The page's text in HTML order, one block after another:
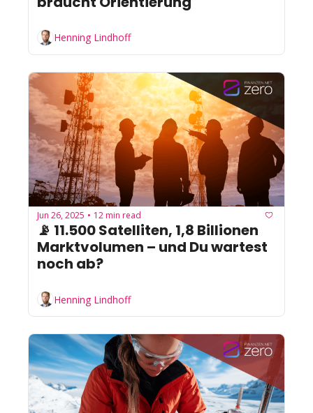
Henning Lindhoff
Jun 26, 2025 • 12 min read
📡 11.500 Satelliten, 1,8 Billionen
Marktvolumen – und Du wartest
noch ab?
Henning Lindhoff